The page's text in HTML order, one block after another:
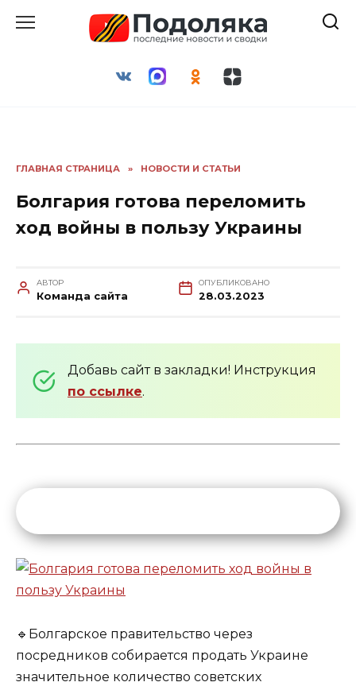
ГЛАВНАЯ СТРАНИЦА » НОВОСТИ И СТАТЬИ
Болгария готова переломить
ход войны в пользу Украины
АВТОР
Команда сайта
ОПУБЛИКОВАНО
28.03.2023
Добавь сайт в закладки! Инструкция
по ссылке.
🔹Болгарское правительство через
посредников собирается продать Украине
значительное количество советских